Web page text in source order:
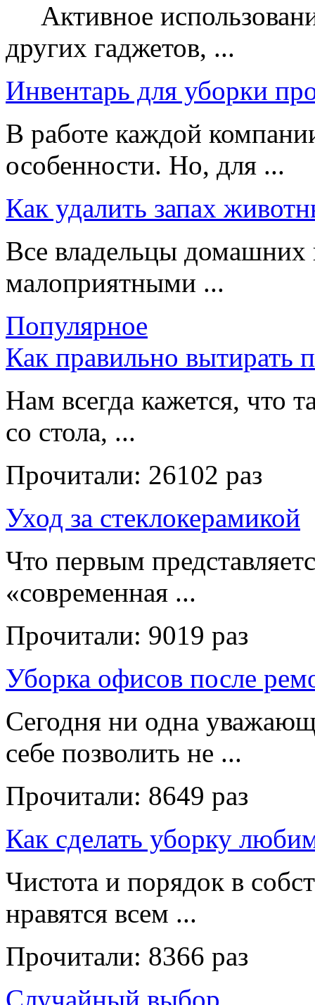
Активное
других гаджетов, ...
Инвентарь для уборки
В работе каждой
особенности. Но, для ...
Как удалить запах
Все владельцы домашних
малоприятными ...
Популярное
Как правильно вытирать
Нам всегда кажется, что
со стола, ...
Прочитали: 26102 раз
Уход за стеклокерамикой
Что первым
«современная ...
Прочитали: 9019 раз
Уборка офисов после
Сегодня ни одна
себе позволить не ...
Прочитали: 8649 раз
Как сделать уборку
Чистота и порядок в
нравятся всем ...
Прочитали: 8366 раз